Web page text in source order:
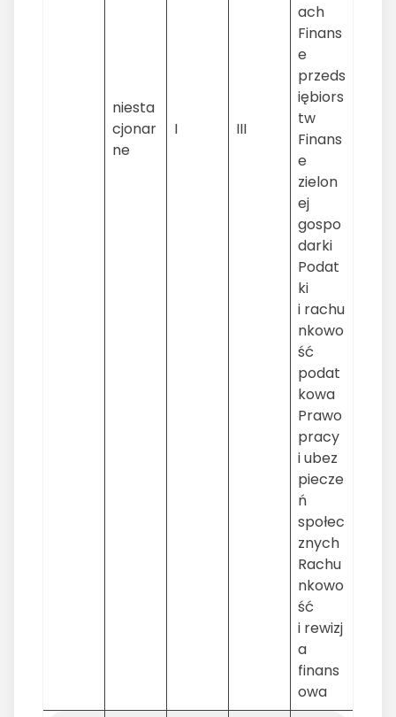
niesta
cjonar
ne
I III
ach
Finans
e
przeds
iębiors
tw
Finans
e
zielon
ej
gospo
darki
Podat
ki
i rachu
nkowo
ść
podat
kowa
Prawo
pracy
i ubez
piecze
ń
społec
znych
Rachu
nkowo
ść
i rewizj
a
finans
owa